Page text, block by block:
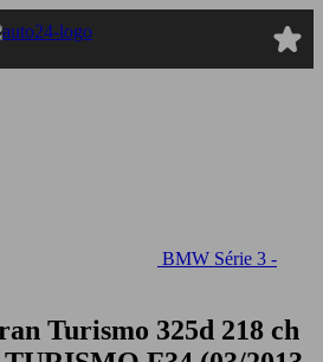
BMW Série 3 -
Turismo 325d 218 ch